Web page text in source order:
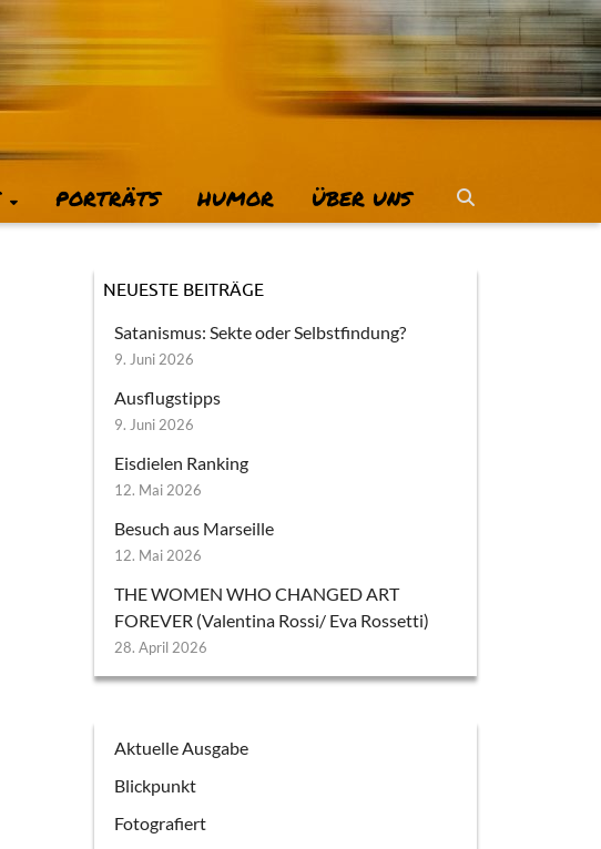
PORTRÄTS HUMOR ÜBER UNS
NEUESTE BEITRÄGE
Satanismus: Sekte oder Selbstfindung?
9. Juni 2026
Ausflugstipps
9. Juni 2026
Eisdielen Ranking
12. Mai 2026
Besuch aus Marseille
12. Mai 2026
THE WOMEN WHO CHANGED ART
FOREVER (Valentina Rossi/ Eva Rossetti)
28. April 2026
Aktuelle Ausgabe
Blickpunkt
Fotografiert